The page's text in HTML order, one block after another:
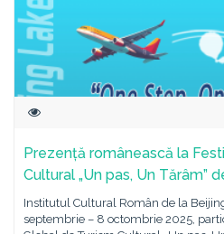
Prezență românească la
Cultural „Un pas, Un Tărâm”
Institutul Cultural Român de la
septembrie – 8 octombrie 2025,